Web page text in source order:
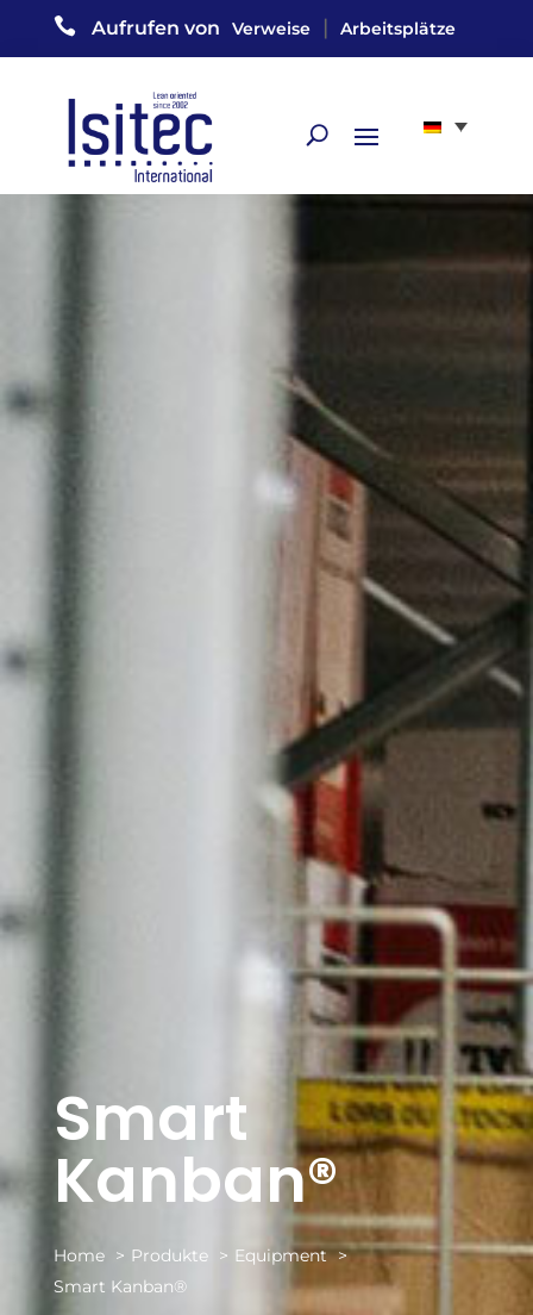
 Aufrufen von Verweise | Arbeitsplätze
Smart
Kanban®
Home Produkte
Equipment
Smart Kanban®